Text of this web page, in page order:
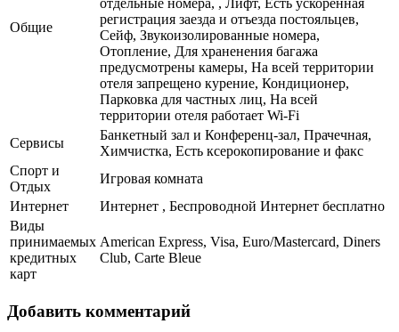
Общие
отдельные номера, , Лифт, Есть ускоренная
регистрация заезда и отъезда постояльцев,
Сейф, Звукоизолированные номера,
Отопление, Для храненения багажа
предусмотрены камеры, На всей территории
отеля запрещено курение, Кондиционер,
Парковка для частных лиц, На всей
территории отеля работает Wi-Fi
Сервисы
Банкетный зал и Конференц-зал, Прачечная,
Химчистка, Есть ксерокопирование и факс
Спорт и
Отдых
Игровая комната
Интернет
Интернет , Беспроводной Интернет бесплатно
Виды
принимаемых
кредитных
карт
American Express, Visa, Euro/Mastercard, Diners
Club, Carte Bleue
Добавить комментарий